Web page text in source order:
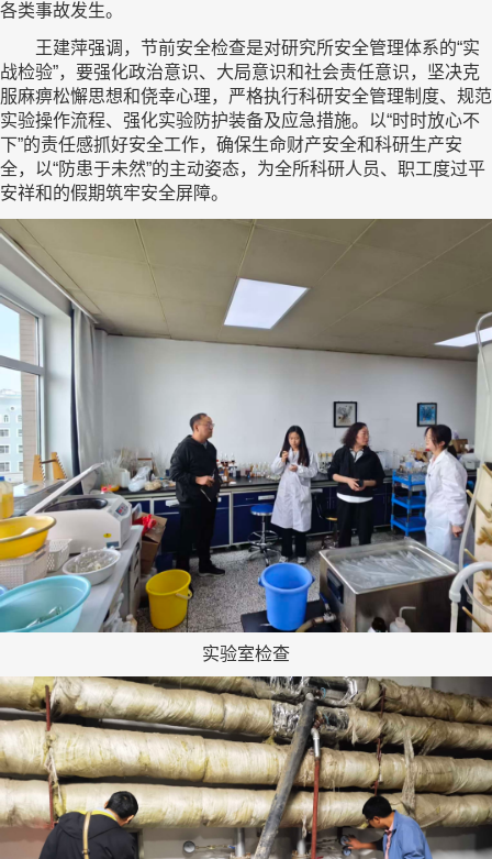
各类事故发生。
王建萍强调，节前安全检查是对研究所安全管理体系的“实
战检验”，要强化政治意识、大局意识和社会责任意识，坚决克
服麻痹松懈思想和侥幸心理，严格执行科研安全管理制度、规范
实验操作流程、强化实验防护装备及应急措施。以“时时放心不
下”的责任感抓好安全工作，确保生命财产安全和科研生产安
全，以“防患于未然”的主动姿态，为全所科研人员、职工度过平
安祥和的假期筑牢安全屏障。
实验室检查